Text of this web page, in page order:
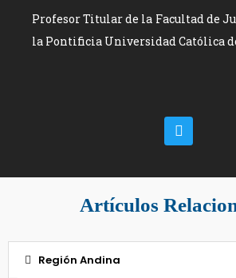
Profesor Titular de la Facultad de
la Pontificia Universidad Católica
Artículos
Región Andina